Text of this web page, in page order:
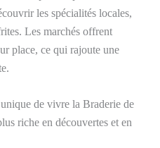
les spécialités locales,
Les marchés offrent
place, ce qui rajoute une
de vivre la Braderie de
riche en découvertes et en